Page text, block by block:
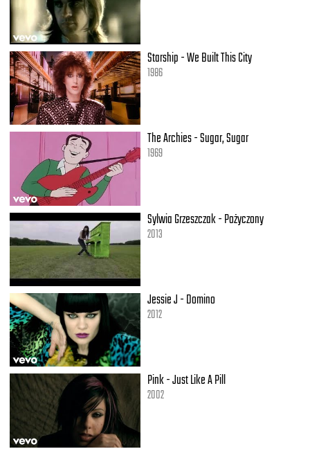
Starship - We Built This City
1986
The Archies - Sugar, Sugar
1969
Sylwia Grzeszczak - Pożyczony
2013
Jessie J - Domino
2012
Pink - Just Like A Pill
2002